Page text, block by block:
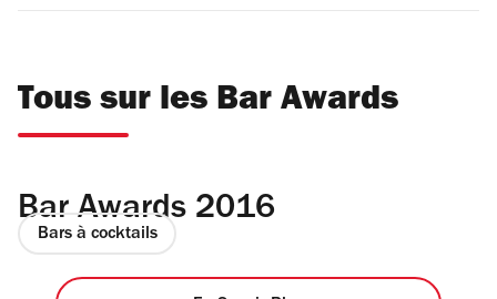
Tous sur les Bar Awards
Bar Awards 2016
Bars à cocktails